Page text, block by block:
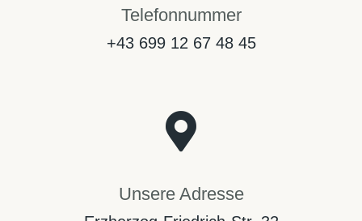
Telefonnummer
+43 699 12 67 48 45
Unsere Adresse